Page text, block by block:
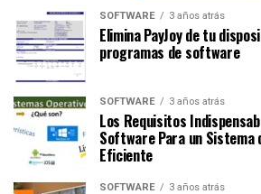
SOFTWARE 3 años atrás
Elimina PayJoy de tu
programas de software
SOFTWARE 3 años atrás
Los Requisitos
Software Para un Sistema
Eficiente
SOFTWARE 3 años atrás